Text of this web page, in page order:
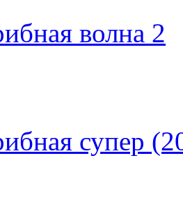
волна 2
супер